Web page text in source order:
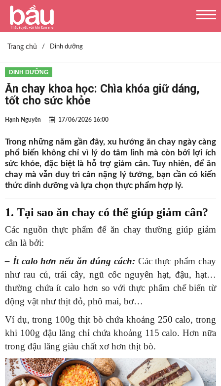
Trang chủ / Dinh dưỡng
DINH DƯỠNG
Ăn chay khoa học: Chìa khóa giữ dáng,
tốt cho sức khỏe
Hạnh Nguyên 17/06/2026 16:00
Trong những năm gần đây, xu hướng ăn chay ngày càng
phổ biến không chỉ vì lý do tâm linh mà còn bởi lợi ích
sức khỏe, đặc biệt là hỗ trợ giảm cân. Tuy nhiên, để ăn
chay mà vẫn duy trì cân nặng lý tưởng, bạn cần có kiến
thức dinh dưỡng và lựa chọn thực phẩm hợp lý.
1. Tại sao ăn chay có thể giúp giảm cân?
Các nguồn thực phẩm để ăn chay thường giúp giảm
cân là bởi:
– Ít calo hơn nếu ăn đúng cách: Các thực phẩm chay
như rau củ, trái cây, ngũ cốc nguyên hạt, đậu, hạt…
thường chứa ít calo hơn so với thực phẩm chế biến từ
động vật như thịt đỏ, phô mai, bơ…
Ví dụ, trong 100g thịt bò chứa khoảng 250 calo, trong
khi 100g đậu lăng chỉ chứa khoảng 115 calo. Hơn nữa
trong đậu lăng giàu chất xơ hơn thịt bò.